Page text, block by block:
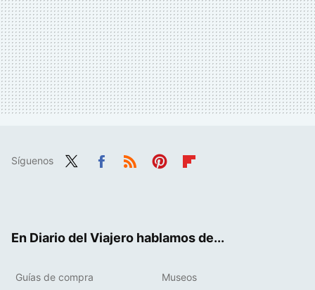
Síguenos
En Diario del Viajero hablamos de...
Guías de compra Museos